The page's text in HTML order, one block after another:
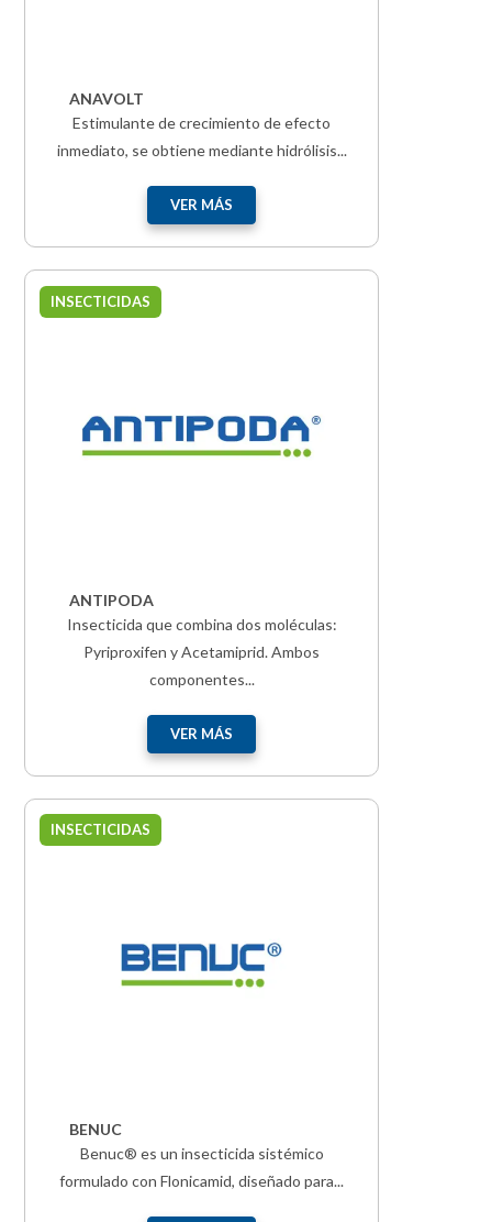
ANAVOLT
Estimulante de crecimiento de efecto
inmediato, se obtiene mediante hidrólisis...
VER MÁS
INSECTICIDAS
ANTIPODA
Insecticida que combina dos moléculas:
Pyriproxifen y Acetamiprid. Ambos
componentes...
VER MÁS
INSECTICIDAS
BENUC
Benuc® es un insecticida sistémico
formulado con Flonicamid, diseñado para...